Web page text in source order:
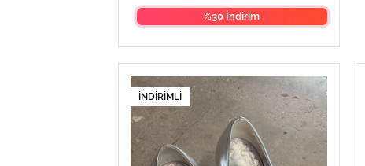
%30 İndirim
İNDIRIMLI